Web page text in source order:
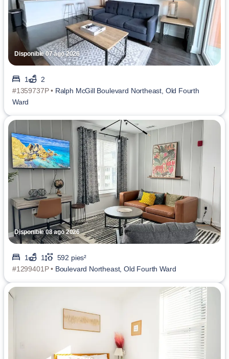
Disponible 07 ago 2026
1
2
#1359737P • Ralph McGill Boulevard Northeast, Old Fourth
Ward
Disponible 08 ago 2026
1 1
592 pies²
#1299401P • Boulevard Northeast, Old Fourth Ward